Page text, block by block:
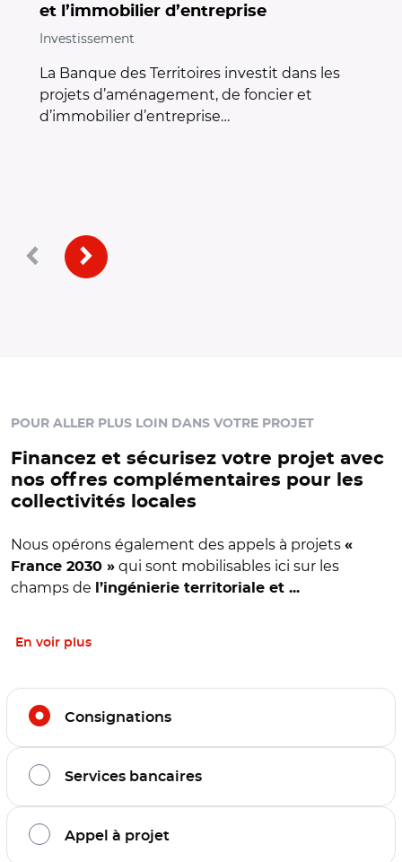
PrécédentSuivant
et l’immobilier d’entreprise
Investissement
La Banque des Territoires investit dans les
projets d’aménagement, de foncier et
d’immobilier d’entreprise…
Financez et sécurisez votre projet avec
nos offres complémentaires pour les
collectivités locales
POUR ALLER PLUS LOIN DANS VOTRE PROJET
Nous opérons également des appels à projets «
France 2030 » qui sont mobilisables ici sur les
champs de
l’ingénierie territoriale et ...
En voir plus
Filtrer l'offre par thématiques
Consignations
Services bancaires
Appel à projet